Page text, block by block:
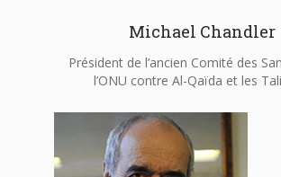
Michael Chandler
Président de l’ancien Comité des
l’ONU contre Al-Qaïda et les